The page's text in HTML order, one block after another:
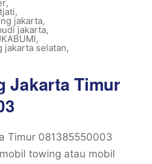
,
,
jakarta,
jakarta,
,
jakarta selatan,
Jakarta Timur
Timur 081385550003
towing atau mobil